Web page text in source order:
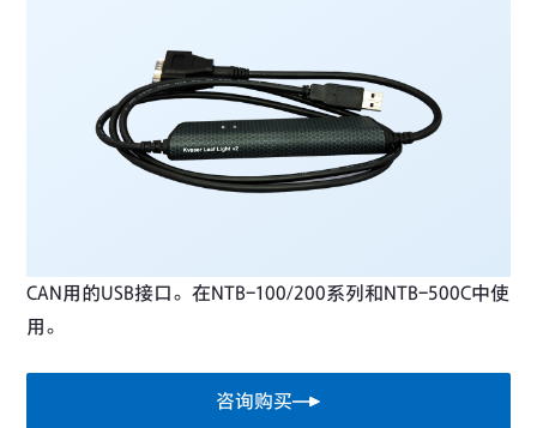
CAN用的USB接口。在NTB-100/200系列和NTB-500C中使
用。
咨询购买